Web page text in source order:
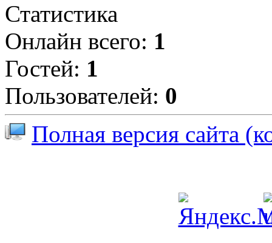
Статистика
Онлайн всего: 1
Гостей: 1
Пользователей: 0
Полная версия сайта